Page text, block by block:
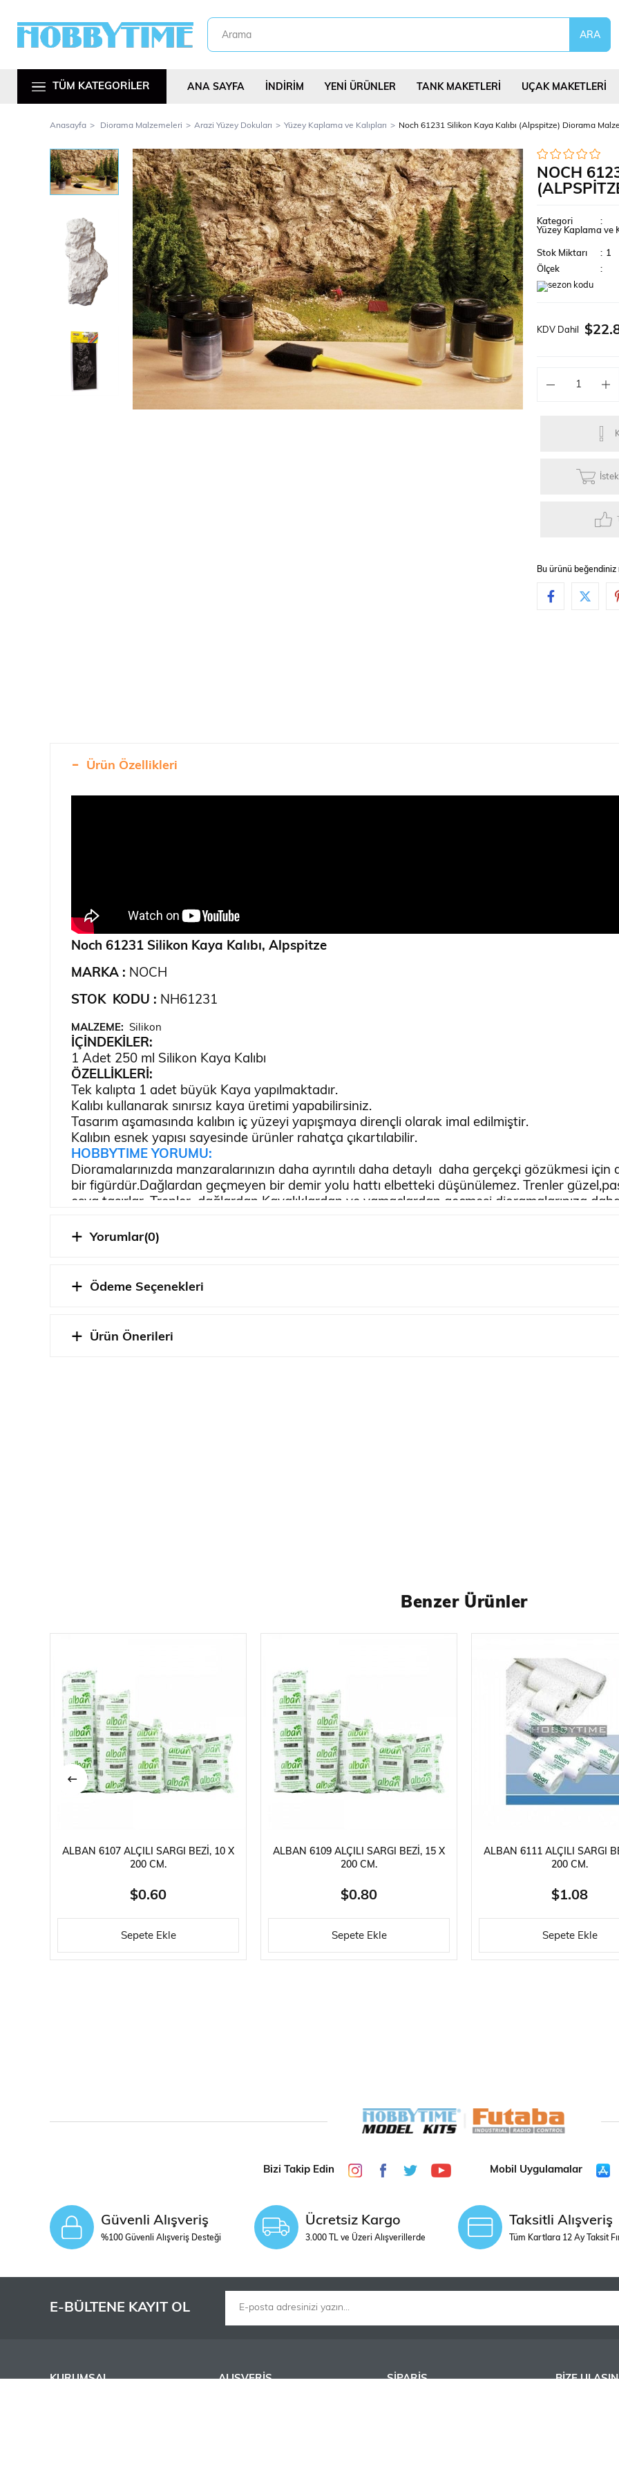
TÜM KATEGORİLER
Metal Araç Kitleri Uçurtmalar Yap Bozlar
Robotlar Güneş Enerjili Kitler Lego Teknik Serisi
Elektrikli
ANA SAYFA İNDİRİM YENİ ÜRÜNLER TANK MAKETLERİ UÇAK MAKETLERİ
Anasayfa Diorama Malzemeleri Arazi Yüzey Dokuları Yüzey Kaplama ve Kalıpları Noch 61231 Silikon Kaya Kalıbı (Alpspitze) Diorama
NOCH
Kategori
:
Yüzey Kaplama ve
Stok Miktarı
: 1
Ölçek
:
KDV Dahil
Bu ürünü beğendiniz
Ürün Özellikleri
Noch 61231 Silikon Kaya Kalıbı, Alpspitze
MARKA : NOCH
STOK KODU : NH61231
MALZEME: Silikon
İÇİNDEKİLER:
1 Adet 250 ml Silikon Kaya Kalıbı
ÖZELLİKLERİ:
Tek kalıpta 1 adet büyük Kaya yapılmaktadır.
Kalıbı kullanarak sınırsız kaya üretimi yapabilirsiniz.
Tasarım aşamasında kalıbın iç yüzeyi yapışmaya dirençli olarak imal edilmiştir.
Kalıbın esnek yapısı sayesinde ürünler rahatça çıkartılabilir.
HOBBYTIME YORUMU:
Dioramalarınızda manzaralarınızın daha ayrıntılı daha detaylı daha gerçekçi gözükmesi
bir figürdür.Dağlardan geçmeyen bir demir yolu hattı elbetteki düşünülemez. Trenler
eşya taşırlar. Trenler dağlardan Kayalıklardan ve yamaçlardan geçmesi dioramalarınıza
modelcilerin ve tasarımcıların bir numaralı tercihi olmaya devam ediyor.
Yorumlar(0)
Ödeme Seçenekleri
Ürün Önerileri
Benzer Ürünler
ALBAN 6107 ALÇILI SARGI BEZI, 10 X
200 CM.
$0.60
Sepete Ekle
ALBAN 6109 ALÇILI SARGI BEZI, 15 X
200 CM.
$0.80
Sepete Ekle
ALBAN 6111 ALÇILI SARGI
200 CM.
$1.08
Sepete Ekle
Bizi Takip Edin Mobil Uygulamalar
Güvenli Alışveriş
%100 Güvenli Alışveriş Desteği
Ücretsiz Kargo
3.000 TL ve Üzeri Alışverillerde
Taksitli Alışveriş
Tüm Kartlara 12 Ay Taksit
E-BÜLTENE KAYIT OL
KURUMSAL ALIŞVERİŞ SİPARİŞ BİZE ULAŞIN